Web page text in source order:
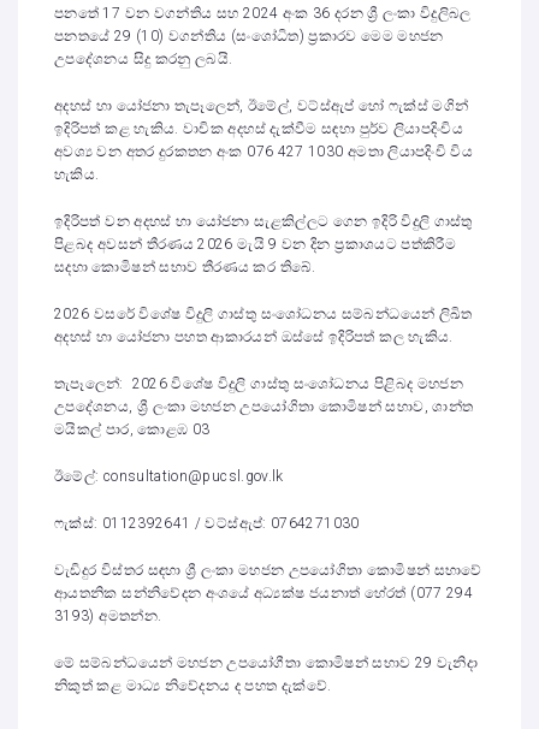
පනතේ 17 වන වගන්තිය සහ 2024 අංක 36 දරන ශ්‍රී ලංකා විදුලිබල
පනතයේ 29 (10) වගන්තිය (සංශෝධිත) ප්‍රකාරව මෙම මහජන
උපදේශනය සිදු කරනු ලබයි.
අදහස් හා යෝජනා තැපෑලෙන්, ඊමේල්, වට්ස්ඇප් හෝ ෆැක්ස් මගින්
ඉදිරිපත් කළ හැකිය. වාචික අදහස් දැක්වීම සඳහා පුර්ව ලියාපදිංචිය
අවශ්‍ය වන අතර දුරකතන අංක 076 427 1030 අමතා ලියාපදිංචි විය
හැකිය.
ඉදිරිපත් වන අදහස් හා යෝජනා සැළකිල්ලට ගෙන ඉදිරි විදුලි ගාස්තු
පිළබද අවසන් තීරණය 2026 මැයි 9 වන දින ප්‍රකාශයට පත්කිරීම
සදහා කොමිෂන් සභාව තීරණය කර තිබේ.
2026 වසරේ විශේෂ විදුලි ගාස්තු සංශෝධනය සම්බන්ධයෙන් ලිඛිත
අදහස් හා යෝජනා පහත ආකාරයන් ඔස්සේ ඉදිරිපත් කල හැකිය.
තැපෑලෙන්: 2026 විශේෂ විදුලි ගාස්තු සංශෝධනය පිළිබද මහජන
උපදේශනය, ශ්‍රී ලංකා මහජන උපයෝගිතා කොමිෂන් සභාව, ශාන්ත
මයිකල් පාර, කොළඹ 03
ඊමේල්: consultation@pucsl.gov.lk
ෆැක්ස්: 0112392641 / වට්ස්ඇප්: 0764271030
වැඩිදුර විස්තර සඳහා ශ්‍රී ලංකා මහජන උපයෝගිතා කොමිෂන් සභාවේ
ආයතනික සන්නිවේදන අංශයේ අධ්‍යක්ෂ ජයනාත් හේරත් (077 294
3193) අමතන්න.
මේ සම්බන්ධයෙන් මහජන උපයෝගීතා කොමිෂන් සභාව 29 වැනිදා
නිකුත් කළ මාධ්‍ය නිවේදනය ද පහත දැක්වේ.